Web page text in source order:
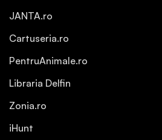
JANTA.ro
Cartuseria.ro
PentruAnimale.ro
Libraria Delfin
Zonia.ro
iHunt